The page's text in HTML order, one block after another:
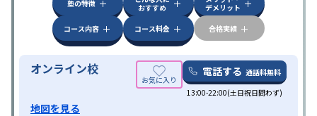
塾の特徴
おすすめ
デメリット
コース内容
コース料金 合格実績
オンライン校 電話する 通話料無料
13:00-22:00(土日祝日問わず)
地図を見る